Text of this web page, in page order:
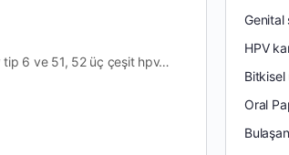
tip 6 ve 51, 52 üç çeşit hpv…
Genital
HPV
Bitkisel
Oral